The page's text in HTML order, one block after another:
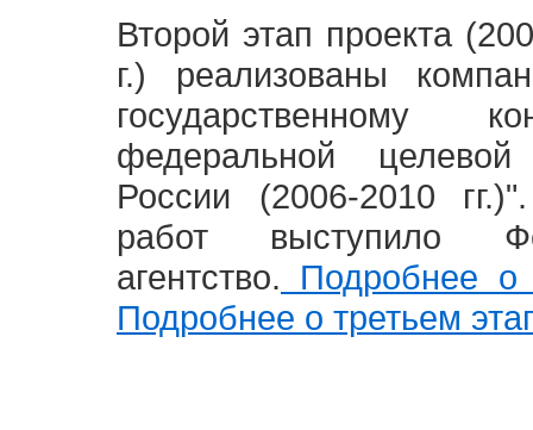
Второй этап проекта
г.) реализованы
государственному
федеральной
России (2006-2010
работ выступило
агентство. Подробнее о
Подробнее о третьем